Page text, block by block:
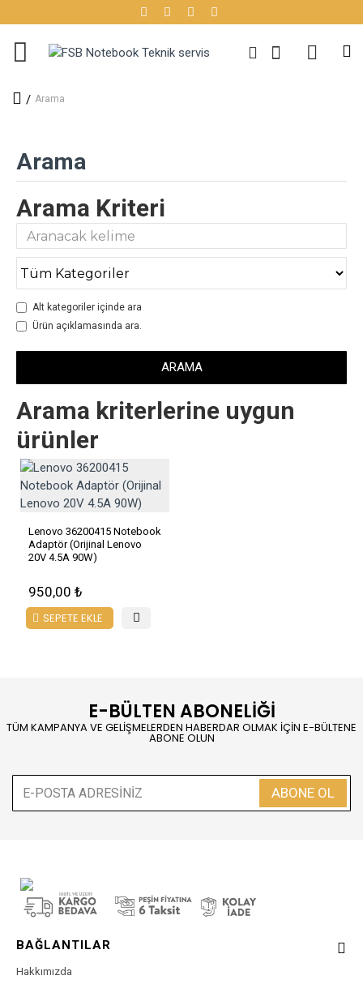
Arama
Arama
Arama Kriteri
Alt kategoriler içinde ara
Ürün açıklamasında ara.
ARAMA
Arama kriterlerine uygun
ürünler
Lenovo 36200415 Notebook
Adaptör (Orijinal Lenovo
20V 4.5A 90W)
950,00 ₺
SEPETE EKLE
E-BÜLTEN ABONELİĞİ
TÜM KAMPANYA VE GELİŞMELERDEN HABERDAR OLMAK İÇİN E-BÜLTENE
ABONE OLUN
ABONE OL
BAĞLANTILAR
Hakkımızda